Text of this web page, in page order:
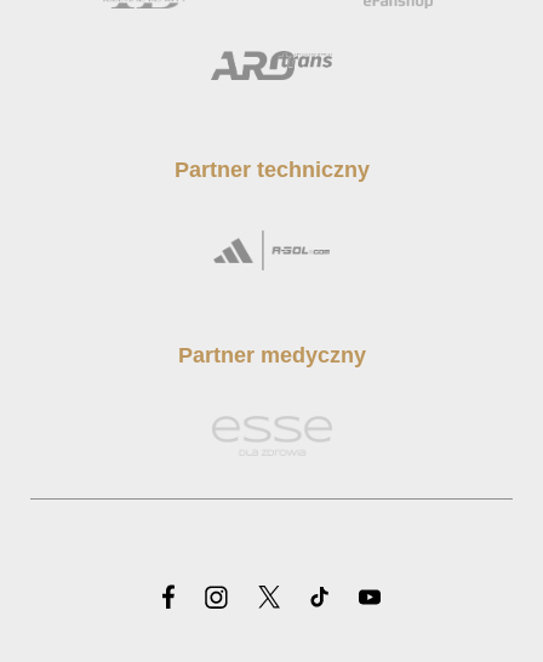
Partner techniczny
Partner medyczny